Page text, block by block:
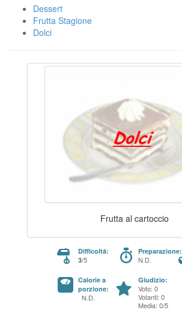
Dessert
Frutta Stagione
Dolci
Frutta al cartoccio
Difficoltá:
3/5
Preparazione:
N.D.
Calorie a
porzione:
N.D.
Giudizio:
Voto: 0
Votanti: 0
Media: 0/5